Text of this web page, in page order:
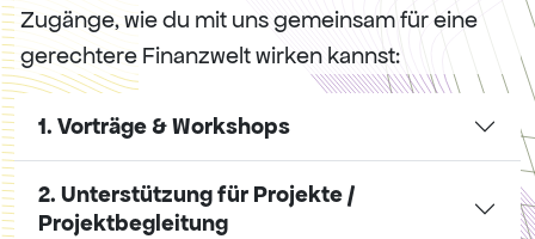
Zugänge, wie du mit uns gemeinsam für eine
gerechtere Finanzwelt wirken kannst:
1. Vorträge & Workshops
2. Unterstützung für Projekte /
Projektbegleitung